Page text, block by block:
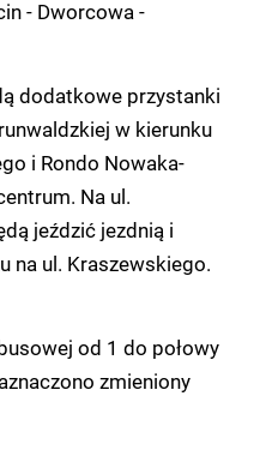
- Dworcowa -
dodatkowe przystanki
w kierunku
i Rondo Nowaka-
Na ul.
jeździć jezdnią i
na ul. Kraszewskiego.
od 1 do połowy
zmieniony